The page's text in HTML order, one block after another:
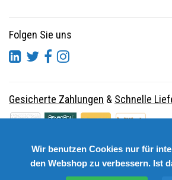
Folgen Sie uns
Gesicherte Zahlungen & Schnelle
Wir benutzen Cookies nur für
den Webshop zu verbessern. Ist